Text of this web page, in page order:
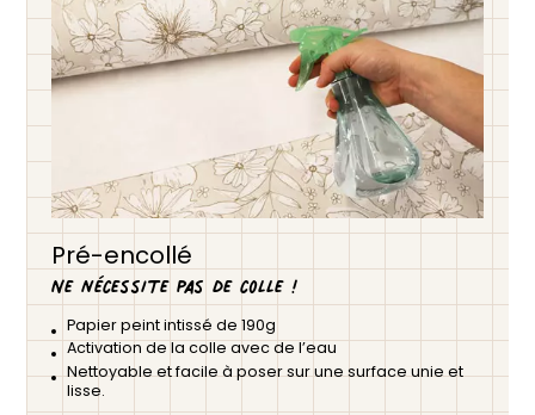
Pré-encollé
Ne nécessite pas de colle !
Papier peint intissé de 190g
Activation de la colle avec de l’eau
Nettoyable et facile à poser sur une surface unie et
lisse.